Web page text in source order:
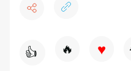
👍 🔥 ♥